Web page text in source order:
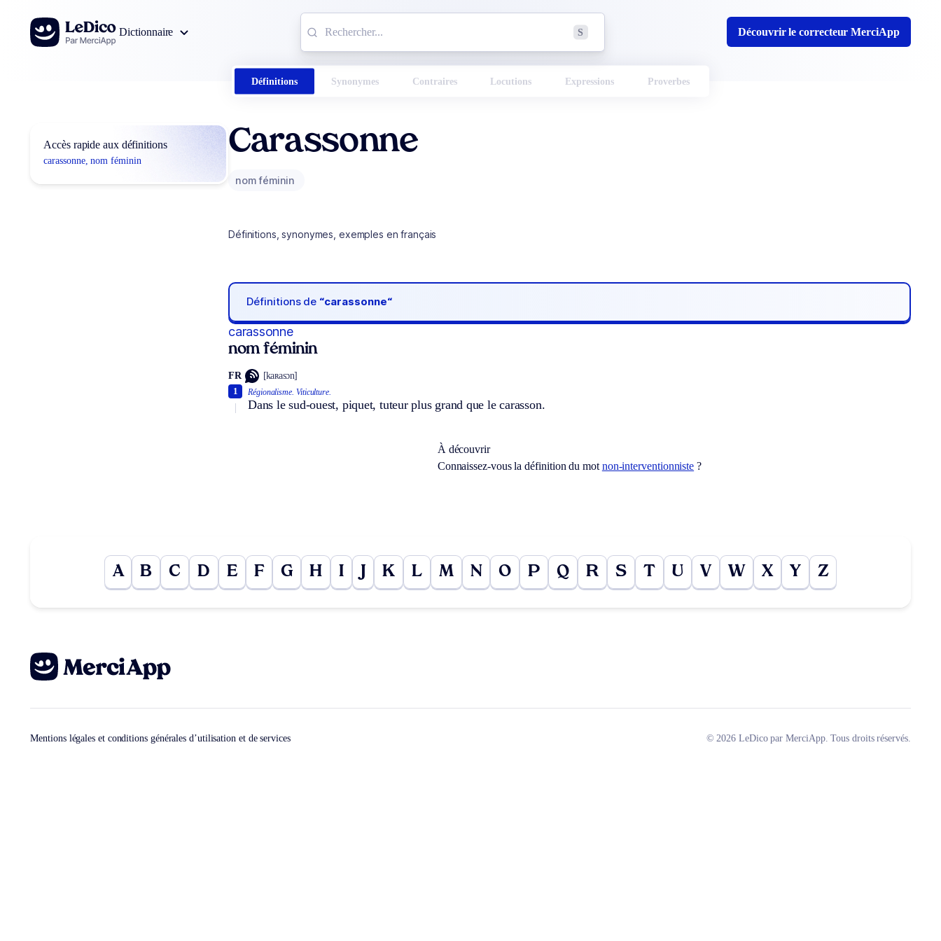
Aller au contenu
Dictionnaire
S Découvrir le correcteur MerciApp
Définitions Synonymes Contraires Locutions Expressions Proverbes
Accès rapide aux définitions
carassonne, nom féminin
Carassonne
nom féminin
Définitions, synonymes, exemples en français
Définitions de “carassonne“
carassonne
nom féminin
FR [kaʀasɔn]
Régionalisme. Viticulture.
Dans le sud-ouest, piquet, tuteur plus grand que le carasson.
1
À découvrir
Connaissez-vous la définition du mot non-interventionniste ?
A B C D E F G H I K L M N O P Q R S T U V W X Y Z
Mentions légales et conditions générales d’utilisation et de services © 2026 LeDico par MerciApp. Tous droits réservés.